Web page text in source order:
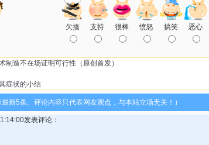
欠揍 支持 很棒 愤怒 搞笑 恶心
制造不在场证明可行性（原创首发）
症状的小结
最新5条。评论内容只代表网友观点，与本站立场无关！）
发表评论：